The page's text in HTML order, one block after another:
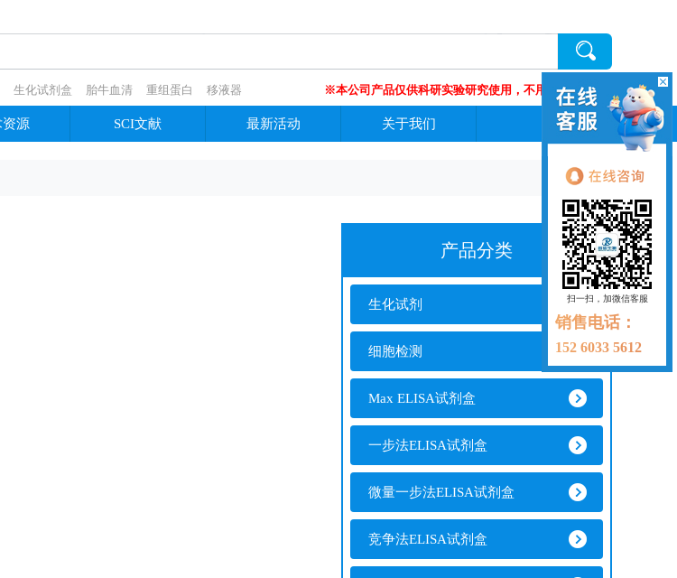
生化试剂盒 胎牛血清 重组蛋白 移液器 ※本公司产品仅供科研实验研究使用，不用于临床诊断 !
源 SCI文献 最新活动 关于我们
产品分类
生化试剂
细胞检测
Max ELISA试剂盒
一步法ELISA试剂盒
微量一步法ELISA试剂盒
竞争法ELISA试剂盒
扫一扫，加微信客服
销售电话：
152 6033 5612